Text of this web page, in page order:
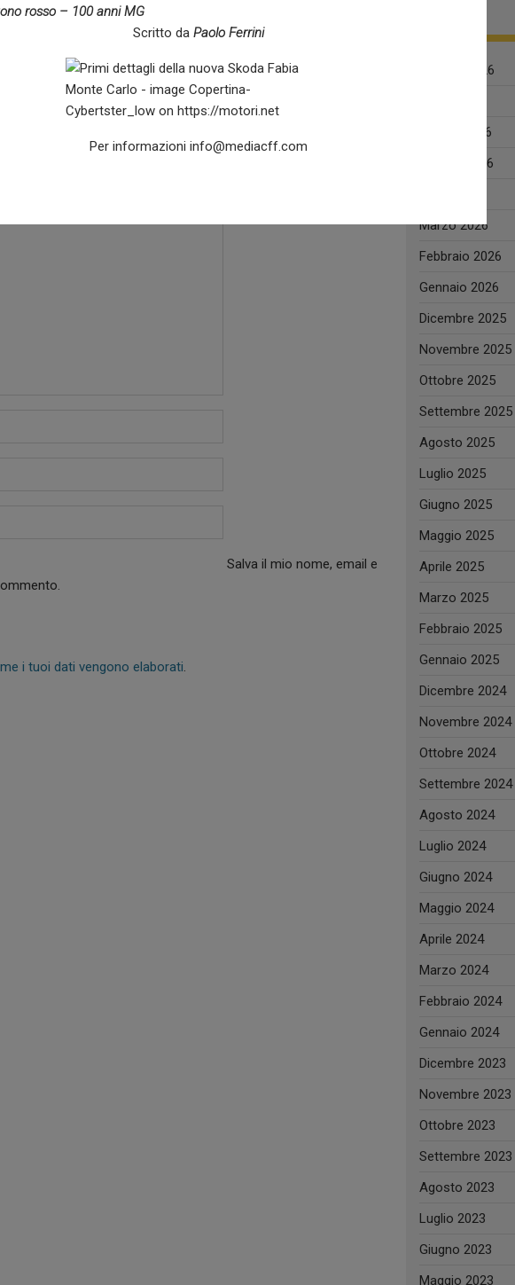
nuova VW ID.
tecnologie di fascia
rapporto qualità-
Un motore di nuova generazione più
performante per Clio,...
Salva il mio nome, email e
i tuoi dati vengono elaborati.
Agosto 2026
Giugno 2026
Maggio 2026
Marzo 2026
Febbraio 2026
Gennaio 2026
Dicembre 2025
Novembre 2025
Ottobre 2025
Settembre 2025
Agosto 2025
Luglio 2025
Giugno 2025
Maggio 2025
Aprile 2025
Marzo 2025
Febbraio 2025
Gennaio 2025
Dicembre 2024
Novembre 2024
Ottobre 2024
Settembre 2024
Agosto 2024
Luglio 2024
Giugno 2024
Maggio 2024
Aprile 2024
Marzo 2024
Febbraio 2024
Gennaio 2024
Dicembre 2023
Novembre 2023
Ottobre 2023
Settembre 2023
Agosto 2023
Luglio 2023
Giugno 2023
Maggio 2023
rosso – 100 anni MG
Scritto da Paolo Ferrini
Per informazioni info@mediacff.com